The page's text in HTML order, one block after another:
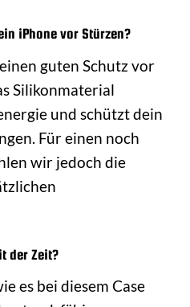
iPhone vor Stürzen?
guten Schutz vor
Silikonmaterial
und schützt dein
Für einen noch
wir jedoch die
der Zeit?
es bei diesem Case